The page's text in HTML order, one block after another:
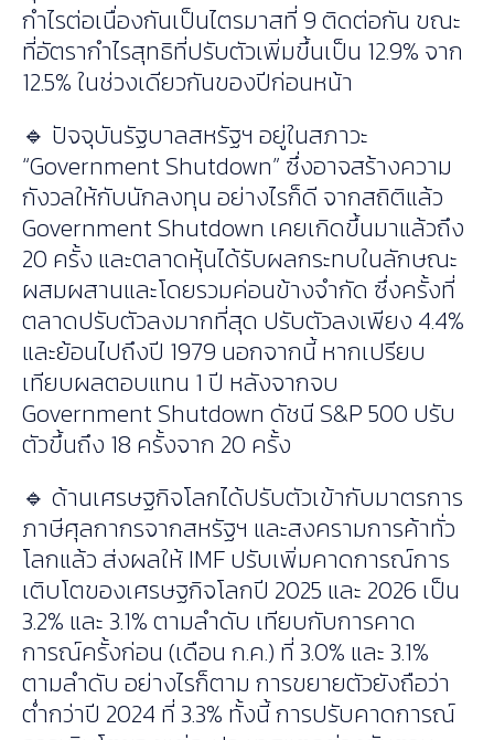
กำไรต่อเนื่องกันเป็นไตรมาสที่ 9 ติดต่อกัน ขณะ
ที่อัตรากำไรสุทธิที่ปรับตัวเพิ่มขึ้นเป็น 12.9% จาก
12.5% ในช่วงเดียวกันของปีก่อนหน้า
🔹 ปัจจุบันรัฐบาลสหรัฐฯ อยู่ในสภาวะ
“Government Shutdown” ซึ่งอาจสร้างความ
กังวลให้กับนักลงทุน อย่างไรก็ดี จากสถิติแล้ว
Government Shutdown เคยเกิดขึ้นมาแล้วถึง
20 ครั้ง และตลาดหุ้นได้รับผลกระทบในลักษณะ
ผสมผสานและโดยรวมค่อนข้างจำกัด ซึ่งครั้งที่
ตลาดปรับตัวลงมากที่สุด ปรับตัวลงเพียง 4.4%
และย้อนไปถึงปี 1979 นอกจากนี้ หากเปรียบ
เทียบผลตอบแทน 1 ปี หลังจากจบ
Government Shutdown ดัชนี S&P 500 ปรับ
ตัวขึ้นถึง 18 ครั้งจาก 20 ครั้ง
🔹 ด้านเศรษฐกิจโลกได้ปรับตัวเข้ากับมาตรการ
ภาษีศุลกากรจากสหรัฐฯ และสงครามการค้าทั่ว
โลกแล้ว ส่งผลให้ IMF ปรับเพิ่มคาดการณ์การ
เติบโตของเศรษฐกิจโลกปี 2025 และ 2026 เป็น
3.2% และ 3.1% ตามลำดับ เทียบกับการคาด
การณ์ครั้งก่อน (เดือน ก.ค.) ที่ 3.0% และ 3.1%
ตามลำดับ อย่างไรก็ตาม การขยายตัวยังถือว่า
ต่ำกว่าปี 2024 ที่ 3.3% ทั้งนี้ การปรับคาดการณ์